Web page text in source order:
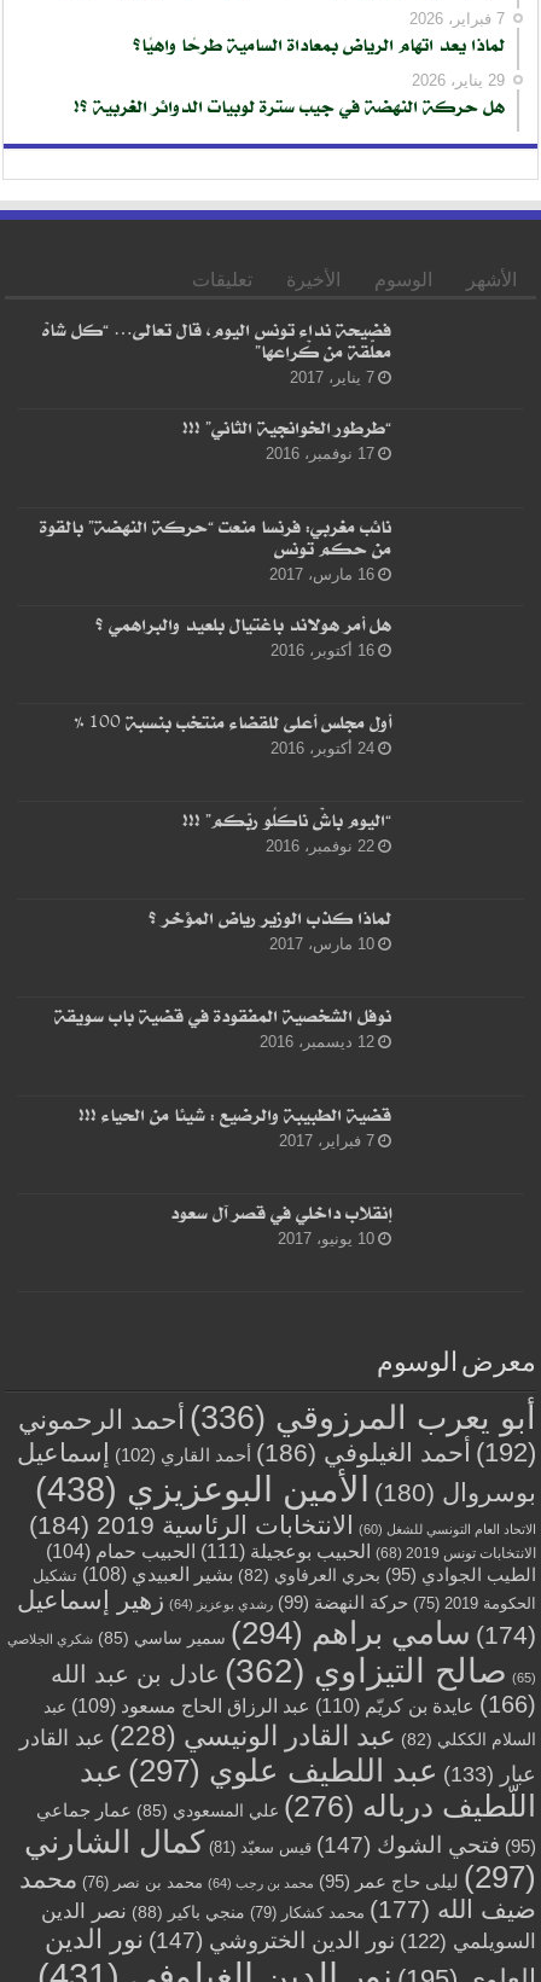
7 فبراير، 2026
لماذا يعد اتهام الرياض بمعاداة السامية طرحًا واهيًا؟
29 يناير، 2026
هل حركة النهضة في جيب سترة لوبيات الدوائر الغربية ؟!
الأشهر الوسوم الأخيرة تعليقات
فضيحة نداء تونس اليوم، قال تعالى… “كل شاهْ
معلّقة من كْراعها”
7 يناير، 2017
“طرطور الخوانجية الثاني” !!!
17 نوفمبر، 2016
نائب مغربي: فرنسا منعت “حركة النهضة” بالقوة
من حكم تونس
16 مارس، 2017
هل أمر هولاند باغتيال بلعيد والبراهمي ؟
16 أكتوبر، 2016
أول مجلس أعلى للقضاء منتخب بنسبة 100 %
24 أكتوبر، 2016
“اليوم باشْ ناكلُو ربّكم” !!!
22 نوفمبر، 2016
لماذا كذب الوزير رياض المؤخر ؟
10 مارس، 2017
نوفل الشخصية المفقودة في قضية باب سويقة
12 ديسمبر، 2016
قضية الطبيبة والرضيع : شيئا من الحياء !!!
7 فبراير، 2017
إنقلاب داخلي في قصر آل سعود
10 يونيو، 2017
معرض الوسوم
أبو يعرب المرزوقي (336)
أحمد الرحموني
(192)
أحمد الغيلوفي (186) أحمد القاري (102)
إسماعيل
بوسروال (180) الأمين البوعزيزي (438)
الاتحاد العام التونسي للشغل (60) الانتخابات الرئاسية 2019 (184)
الانتخابات تونس 2019 (68) الحبيب بوعجيلة (111) الحبيب حمام (104)
الطيب الجوادي (95) بحري العرفاوي (82) بشير العبيدي (108)
تشكيل
الحكومة 2019
(75) حركة النهضة (99) رشدي بوعزيز (64)
زهير إسماعيل
(174)
سامي براهم (294) سمير ساسي (85) شكري الجلاصي
(65) صالح التيزاوي (362)
عادل بن عبد الله
(166)
عايدة بن كريّم (110) عبد الرزاق الحاج مسعود (109)
عبد
السلام الككلي (82) عبد القادر الونيسي (228)
عبد القادر
عبار (133) عبد اللطيف علوي (297)
عبد
اللّطيف درباله (276) علي المسعودي (85)
عمار جماعي
(95)
فتحي الشوك (147) قيس سعيّد (81)
كمال الشارني
(297)
ليلى حاج عمر (95) محمد بن رجب (64) محمد بن نصر (76)
محمد
ضيف الله (177) محمد كشكار (79) منجي باكير (88)
نصر الدين
السويلمي (122) نور الدين الختروشي (147)
نور الدين